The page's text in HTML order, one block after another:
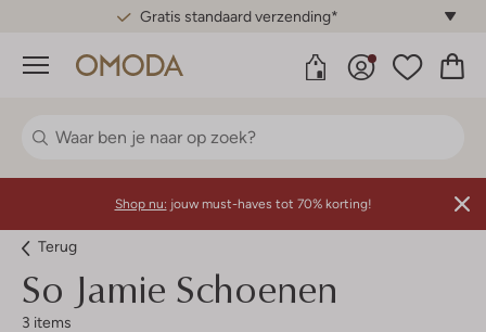
Gratis standaard verzending*
Menu
Shop nu: jouw must-haves tot 70% korting!
Terug
So Jamie Schoenen
3 items